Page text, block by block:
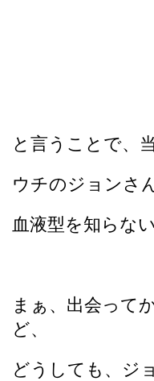
と言うことで、
ウチのジョンさ
血液型を知らな
まぁ、出会って
ど、
どうしても、ジ